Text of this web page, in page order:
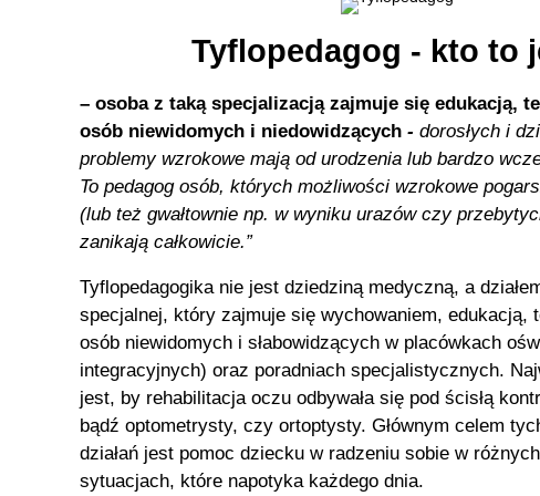
Tyflopedagog - kto to
– osoba z taką specjalizacją zajmuje się edukacją,
osób niewidomych i niedowidzących - dorosłych i
problemy wzrokowe mają od urodzenia lub bardzo
To pedagog osób, których możliwości wzrokowe
(lub też gwałtownie np. w wyniku urazów czy
zanikają całkowicie.”
Tyflopedagogika nie jest dziedziną medyczną, a
specjalnej, który zajmuje się wychowaniem, edukacją,
osób niewidomych i słabowidzących w placówkach
integracyjnych) oraz poradniach specjalistycznych.
jest, by rehabilitacja oczu odbywała się pod ścisłą
bądź optometrysty, czy ortoptysty. Głównym celem
działań jest pomoc dziecku w radzeniu sobie w
sytuacjach, które napotyka każdego dnia.